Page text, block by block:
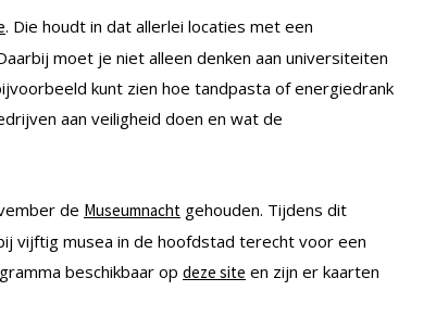
. Die houdt in dat allerlei locaties met een
moet je niet alleen denken aan universiteiten
kunt zien hoe tandpasta of energiedrank
aan veiligheid doen en wat de
de Museumnacht gehouden. Tijdens dit
vijftig musea in de hoofdstad terecht voor een
beschikbaar op deze site en zijn er kaarten